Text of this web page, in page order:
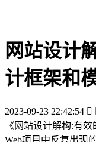
网站设计
计框架和
2023-09-23 22:42:54 
《网站设计解构:有
Web项目中反复出现